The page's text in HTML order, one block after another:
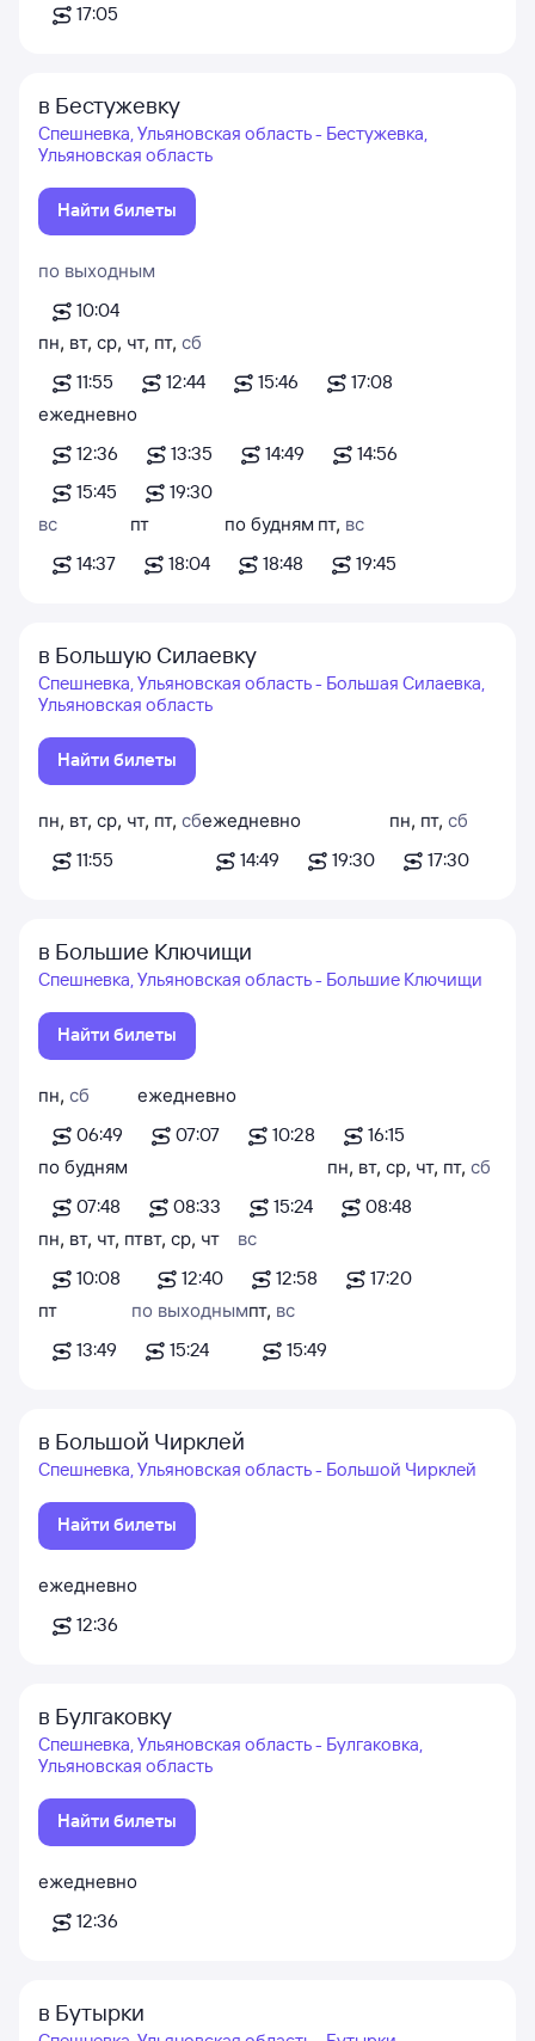
17:05
в Бестужевку
Спешневка, Ульяновская область - Бестужевка,
Ульяновская область
Найти билеты
по выходным
10:04
пн, вт, ср, чт, пт, сб
11:55
12:44 15:46
17:08
ежедневно
12:36
13:35 14:49
14:56
15:45
19:30
вс
14:37
пт
18:04
по будням
18:48
пт, вс
19:45
в Большую Силаевку
Спешневка, Ульяновская область - Большая Силаевка,
Ульяновская область
Найти билеты
пн, вт, ср, чт, пт, сб
11:55
ежедневно
14:49
19:30
пн, пт, сб
17:30
в Большие Ключищи
Спешневка, Ульяновская область - Большие Ключищи
Найти билеты
пн, сб
06:49
ежедневно
07:07
10:28
16:15
по будням
07:48
08:33 15:24
пн, вт, ср, чт, пт, сб
08:48
пн, вт, чт, пт
10:08
вт, ср, чт
12:40
вс
12:58
17:20
пт
13:49
по выходным
15:24
пт, вс
15:49
в Большой Чирклей
Спешневка, Ульяновская область - Большой Чирклей
Найти билеты
ежедневно
12:36
в Булгаковку
Спешневка, Ульяновская область - Булгаковка,
Ульяновская область
Найти билеты
ежедневно
12:36
в Бутырки